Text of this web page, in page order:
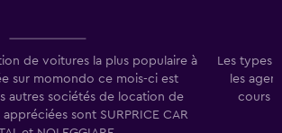
de voitures la plus populaire à
sur momondo ce mois-ci est
autres sociétés de location de
sont SURPRICE CAR
Les types
les
cours